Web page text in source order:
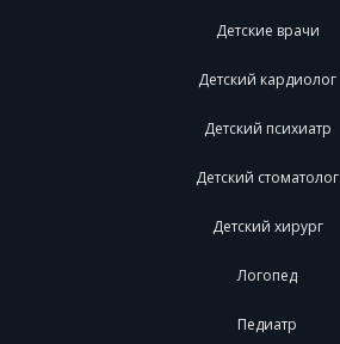
Детские врачи
Детский кардиолог
Детский психиатр
Детский стоматолог
Детский хирург
Логопед
Педиатр